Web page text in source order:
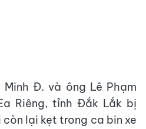
Minh Đ. và ông Lê Phạm
Riêng, tỉnh Đắk Lắk bị
lại kẹt trong ca bin xe